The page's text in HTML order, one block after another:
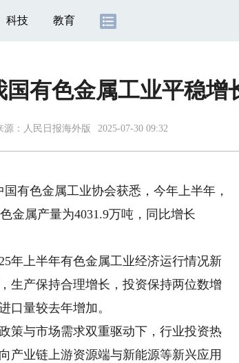
科技 教育
国有色金属工业平稳增
源： 人民日报海外版 2025-07-30 09:32
有色金属工业协会获悉，今年上半年，
金属产量为4031.9万吨，同比增长
上半年有色金属工业经济运行情况新
生产保持合理增长，投资保持两位数增
口量较去年增加。
与市场需求双重驱动下，行业投资热
产业链上游资源端与新能源等新兴应用